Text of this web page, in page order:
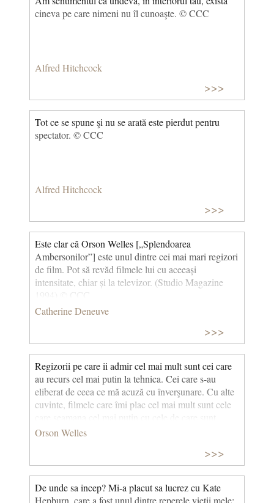
cineva pe care nimeni nu îl cunoaşte. © CCC
Alfred Hitchcock
>>>
Tot ce se spune şi nu se arată este pierdut pentru
spectator. © CCC
Alfred Hitchcock
>>>
Este clar că Orson Welles [„Splendoarea
Ambersonilor”] este unul dintre cei mai mari regizori
de film. Pot să revăd filmele lui cu aceeași
intensitate, chiar și la televizor. (Studio Magazine
Catherine Deneuve
>>>
Regizorii pe care ii admir cel mai mult sunt cei care
au recurs cel mai putin la tehnica. Cei care s-au
eliberat de ceea ce mă acuză cu înverşunare. Cu alte
cuvinte, filmele care îmi plac cel mai mult sunt cele
acuzat a le face. © CCC
Orson Welles
>>>
De unde sa incep? Mi-a placut sa lucrez cu Kate
Hepburn, care a fost unul dintre reperele vietii mele;